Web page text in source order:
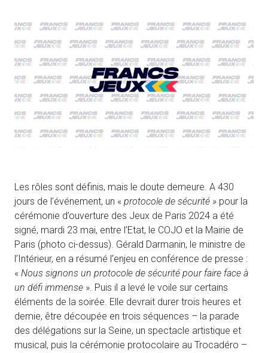
Les rôles sont définis, mais le doute demeure. A 430
jours de l’événement, un « protocole de sécurité » pour la
cérémonie d’ouverture des Jeux de Paris 2024 a été
signé, mardi 23 mai, entre l’Etat, le COJO et la Mairie de
Paris (photo ci-dessus). Gérald Darmanin, le ministre de
l’Intérieur, en a résumé l’enjeu en conférence de presse :
« Nous signons un protocole de sécurité pour faire face à
un défi immense ». Puis il a levé le voile sur certains
éléments de la soirée. Elle devrait durer trois heures et
demie, être découpée en trois séquences – la parade
des délégations sur la Seine, un spectacle artistique et
musical, puis la cérémonie protocolaire au Trocadéro –